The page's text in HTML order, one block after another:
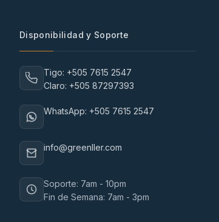
Disponibilidad y Soporte
Tigo: +505 7615 2547
Claro: +505 87297393
WhatsApp: +505 7615 2547
info@greenller.com
Soporte: 7am - 10pm
Fin de Semana: 7am - 3pm